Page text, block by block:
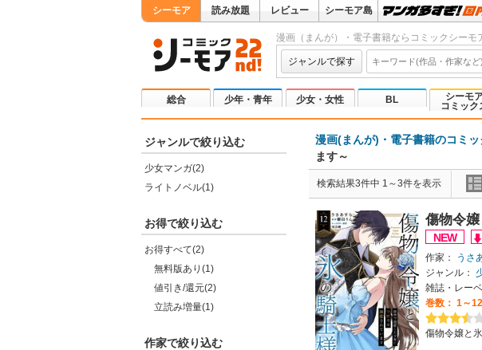
シーモア 読み放題 レビュー シーモア島
漫画（まんが）・電子書籍ならコミックシーモ
ジャンルで探す
総合 少年・青年 少女・女性 BL
シーモ
コミック
ジャンルで絞り込む
少女マンガ(2)
ライトノベル(1)
お得で絞り込む
お得すべて(2)
無料版あり(1)
値引き/還元(2)
立読み増量(1)
作家で絞り込む
漫画(まんが)・電子書籍のコミ
ます～
検索結果3件中 1～3件を表示
傷物令
作家： うさ
ジャンル：
雑誌・レー
巻数： 1～
傷物令嬢と